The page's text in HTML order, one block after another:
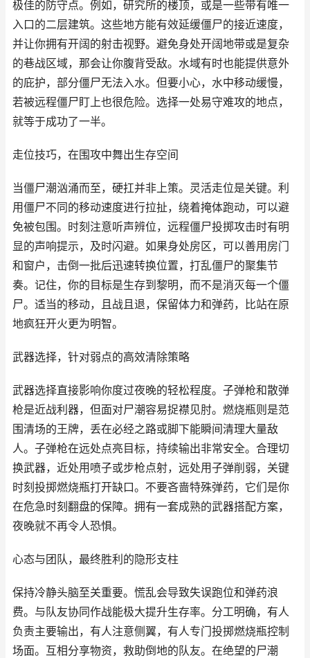
极佳的防守点。例如，研究所的楼顶，或是一些带有唯一
入口的二层建筑。这些地方能有效延缓僵尸的接近速度，
并让你拥有开阔的射击视野。避免身处开阔地带或是复杂
的巷战区域，那会让你腹背受敌。水域有时也能提供意外
的庇护，部分僵尸无法入水。但要小心，水中移动缓慢，
若被远程僵尸盯上也很危险。选择一处易守难攻的地点，
就等于成功了一半。
走位技巧，在围攻中舞出生存空间
当僵尸潮汹涌而至，硬扛并非上策。灵活走位是关键。利
用僵尸不同的移动速度进行拉扯，绕着掩体跑动，可以避
免被包围。时刻注意听声辨位，远程僵尸投掷攻击时有明
显的声响提示，及时闪避。如果身处房区，可以善用房门
和窗户，击倒一批后迅速转换位置，打乱僵尸的聚集节
奏。记住，你的目标是生存到黎明，而不是消灭每一个僵
尸。适当的移动，且战且退，保留体力和弹药，比站在原
地疯狂开火更为明智。
武器选择，针对弱点的高效清除策略
武器选择直接影响你度过夜晚的轻松程度。子弹枪和散弹
枪是近战利器，但面对尸潮容易捉襟见肘。燃烧瓶则是范
围清场的王牌，丢在必经之路或脚下能瞬间清理大量敌
人。子弹枪在远处点亮目标，持续输出非常安全。合理切
换武器，近处用喷子或步枪点射，远处用子弹削弱，关键
时刻投掷燃烧瓶打开缺口。不要吝啬特殊弹药，它们是你
在危急时刻翻盘的保障。拥有一套成熟的武器搭配方案，
夜晚就不再令人恐惧。
心态与团队，最终胜利的隐形支柱
保持冷静头脑至关重要。慌乱会导致失误跑位和弹药浪
费。与队友协同作战能极大提升生存率。分工明确，有人
负责主要输出，有人注意侧翼，有人专门投掷燃烧瓶控制
场面。互相分享物资，救助倒地的队友。在绝望的尸潮